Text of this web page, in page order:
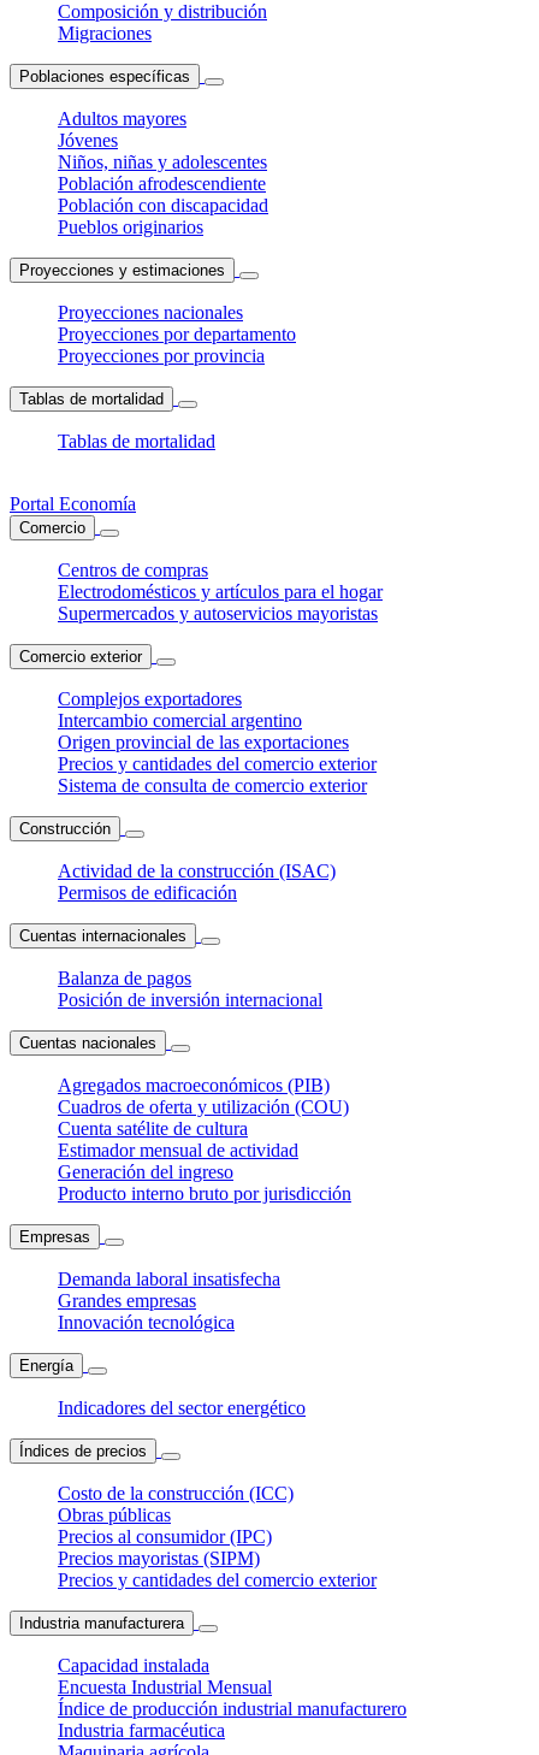
Composición y distribución
Migraciones
Poblaciones específicas
Adultos mayores
Jóvenes
Niños, niñas y adolescentes
Población afrodescendiente
Población con discapacidad
Pueblos originarios
Proyecciones y estimaciones
Proyecciones nacionales
Proyecciones por departamento
Proyecciones por provincia
Tablas de mortalidad
Tablas de mortalidad
Portal Economía
Comercio
Centros de compras
Electrodomésticos y artículos para el hogar
Supermercados y autoservicios mayoristas
Comercio exterior
Complejos exportadores
Intercambio comercial argentino
Origen provincial de las exportaciones
Precios y cantidades del comercio exterior
Sistema de consulta de comercio exterior
Construcción
Actividad de la construcción (ISAC)
Permisos de edificación
Cuentas internacionales
Balanza de pagos
Posición de inversión internacional
Cuentas nacionales
Agregados macroeconómicos (PIB)
Cuadros de oferta y utilización (COU)
Cuenta satélite de cultura
Estimador mensual de actividad
Generación del ingreso
Producto interno bruto por jurisdicción
Empresas
Demanda laboral insatisfecha
Grandes empresas
Innovación tecnológica
Energía
Indicadores del sector energético
Índices de precios
Costo de la construcción (ICC)
Obras públicas
Precios al consumidor (IPC)
Precios mayoristas (SIPM)
Precios y cantidades del comercio exterior
Industria manufacturera
Capacidad instalada
Encuesta Industrial Mensual
Índice de producción industrial manufacturero
Industria farmacéutica